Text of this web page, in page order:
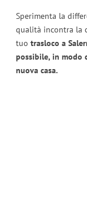
Sperimenta la
qualità incontra la
tuo trasloco a
possibile, in modo
nuova casa.